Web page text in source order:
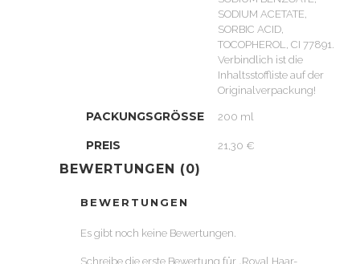
SODIUM ACETATE,
SORBIC ACID,
TOCOPHEROL, CI 77891.
Verbindlich ist die
Inhaltsstoffliste auf der
Originalverpackung!
PACKUNGSGRÖSSE 200 ml
PREIS 21,30 €
BEWERTUNGEN (0)
BEWERTUNGEN
Es gibt noch keine Bewertungen.
Schreibe die erste Bewertung für „Royal Haar-